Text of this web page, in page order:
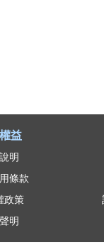
益
明
條款
政策
明